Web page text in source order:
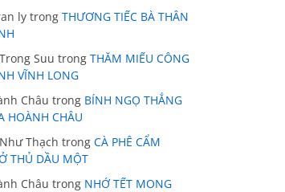
ly trong THƯƠNG TIẾC BÀ THÂN
Suu trong THĂM MIẾU CÔNG
VĨNH LONG
Châu trong BÍNH NGỌ THẲNG
HOÀNH CHÂU
Thạch trong CÀ PHÊ CẨM
THỦ DẦU MỘT
Châu trong NHỚ TẾT MONG